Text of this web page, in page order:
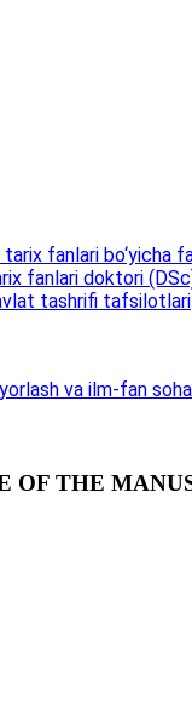
tarix fanlari
fanlari doktori
tashrifi tafsilotlari
va ilm-fan
OF THE